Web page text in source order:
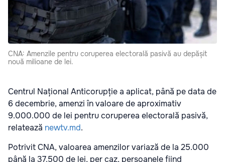
CNA: Amenzile pentru coruperea electorală pasivă au depășit
nouă milioane de lei.
Centrul Național Anticorupție a aplicat, până pe data de
6 decembrie, amenzi în valoare de aproximativ
9.000.000 de lei pentru coruperea electorală pasivă,
relatează newtv.md.
Potrivit CNA, valoarea amenzilor variază de la 25.000
până la 37.500 de lei, per caz, persoanele fiind